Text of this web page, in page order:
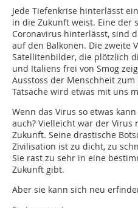
Jede Tiefenkrise hinterlässt
in die Zukunft weist. Eine der
Coronavirus hinterlässt, sind
auf den Balkonen. Die zweite
Satellitenbilder, die plötzlich
und Italiens frei von Smog
Ausstoss der Menschheit
Tatsache wird etwas mit uns
Wenn das Virus so etwas
auch? Vielleicht war der Virus
Zukunft. Seine drastische
Zivilisation ist zu dicht, zu
Sie rast zu sehr in eine
Zukunft gibt.
Aber sie kann sich neu